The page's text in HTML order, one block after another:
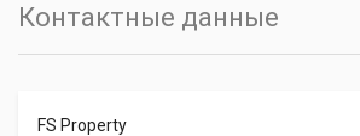
Контактные данные
FS Property